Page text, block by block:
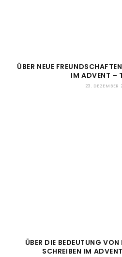
ÜBER NEUE
IM ADVENT –
23. DEZEMBER
ÜBER DIE BEDEUTUNG
SCHREIBEN IM